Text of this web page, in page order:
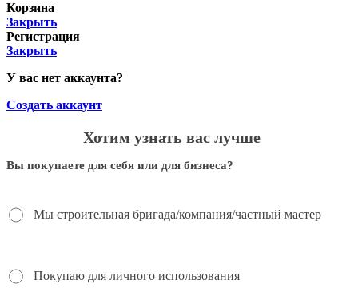
Корзина
Закрыть
Регистрация
Закрыть
У вас нет аккаунта?
Создать аккаунт
Хотим узнать вас лучше
Вы покупаете для себя или для бизнеса?
Мы строительная бригада/компания/частный мастер
Покупаю для личного использования